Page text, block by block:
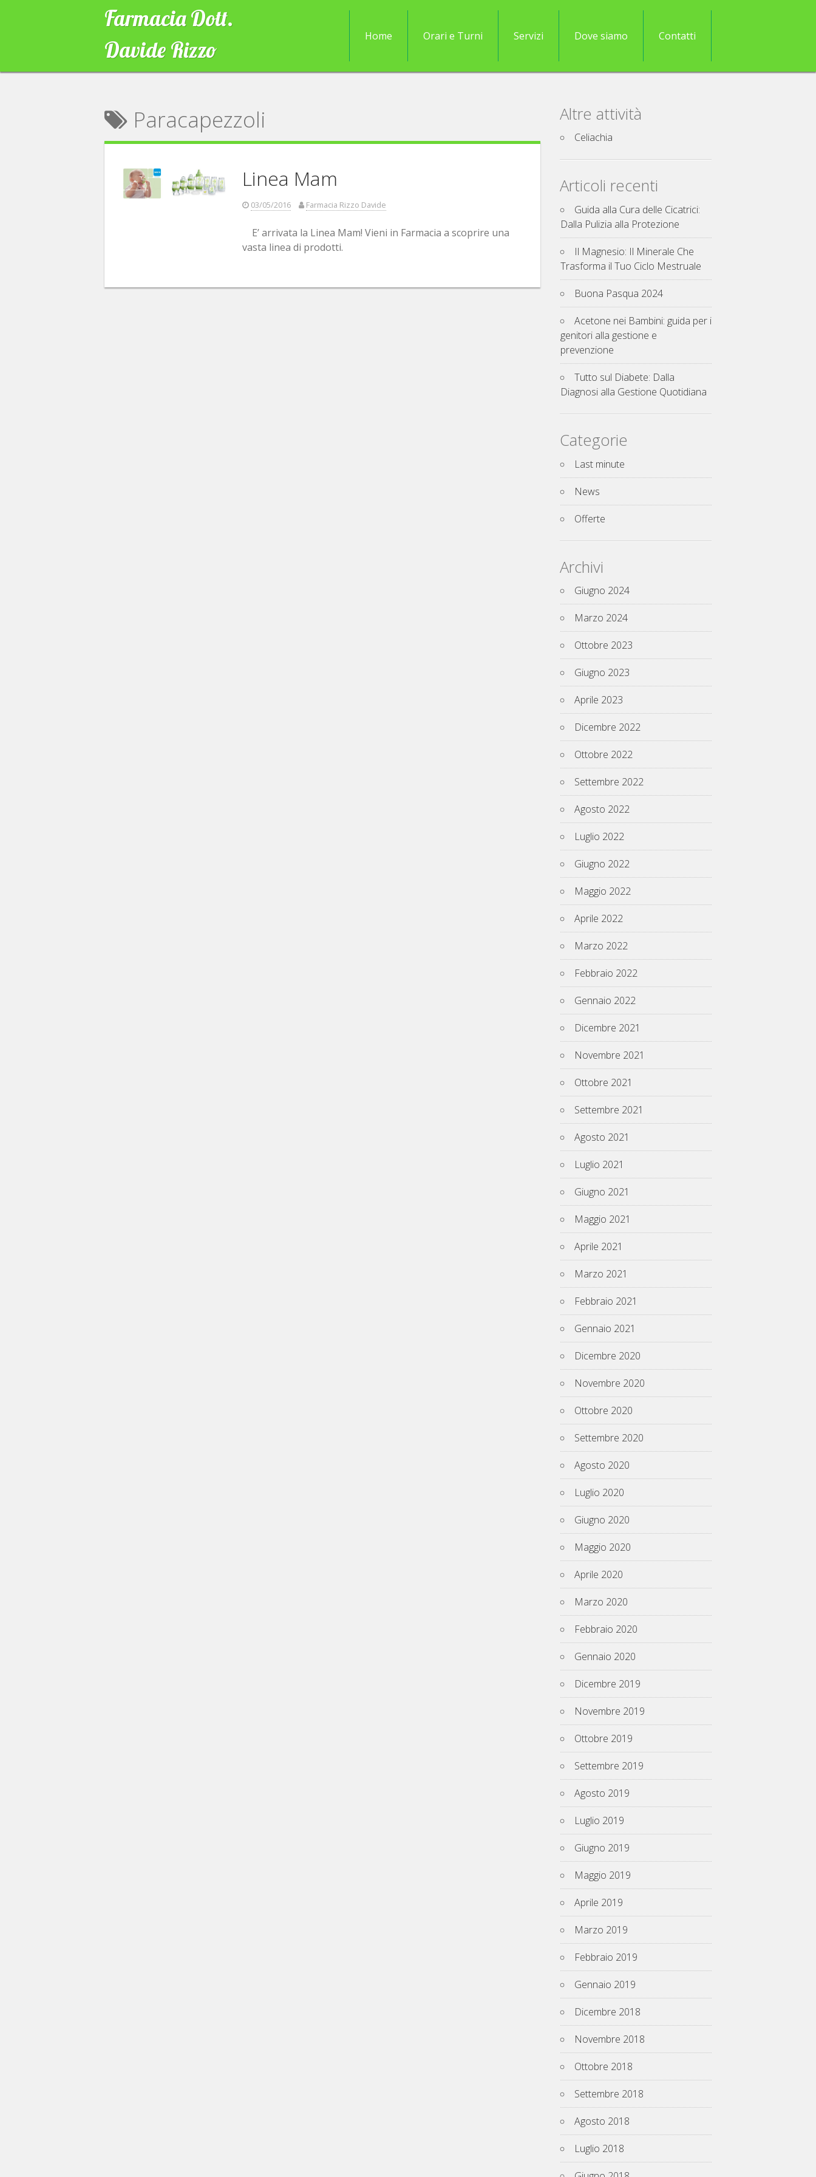
Farmacia Dott.
Davide Rizzo
Home Orari e Turni Servizi Dove siamo Contatti
Paracapezzoli
Linea Mam
03/05/2016 Farmacia Rizzo Davide
E’ arrivata la Linea Mam! Vieni in Farmacia a scoprire una
vasta linea di prodotti.
Altre attività
Celiachia
Articoli recenti
Guida alla Cura delle Cicatrici:
Dalla Pulizia alla Protezione
Il Magnesio: Il Minerale Che
Trasforma il Tuo Ciclo Mestruale
Buona Pasqua 2024
Acetone nei Bambini: guida per i
genitori alla gestione e
prevenzione
Tutto sul Diabete: Dalla
Diagnosi alla Gestione Quotidiana
Categorie
Last minute
News
Offerte
Archivi
Giugno 2024
Marzo 2024
Ottobre 2023
Giugno 2023
Aprile 2023
Dicembre 2022
Ottobre 2022
Settembre 2022
Agosto 2022
Luglio 2022
Giugno 2022
Maggio 2022
Aprile 2022
Marzo 2022
Febbraio 2022
Gennaio 2022
Dicembre 2021
Novembre 2021
Ottobre 2021
Settembre 2021
Agosto 2021
Luglio 2021
Giugno 2021
Maggio 2021
Aprile 2021
Marzo 2021
Febbraio 2021
Gennaio 2021
Dicembre 2020
Novembre 2020
Ottobre 2020
Settembre 2020
Agosto 2020
Luglio 2020
Giugno 2020
Maggio 2020
Aprile 2020
Marzo 2020
Febbraio 2020
Gennaio 2020
Dicembre 2019
Novembre 2019
Ottobre 2019
Settembre 2019
Agosto 2019
Luglio 2019
Giugno 2019
Maggio 2019
Aprile 2019
Marzo 2019
Febbraio 2019
Gennaio 2019
Dicembre 2018
Novembre 2018
Ottobre 2018
Settembre 2018
Agosto 2018
Luglio 2018